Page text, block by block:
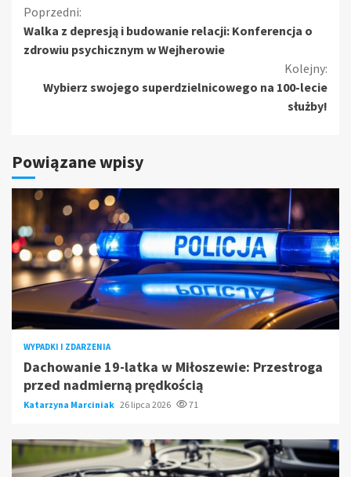
Kontynuuj
czytanie
Poprzedni:
Walka z depresją i budowanie relacji: Konferencja o
zdrowiu psychicznym w Wejherowie
Kolejny:
Wybierz swojego superdzielnicowego na 100-lecie
służby!
Powiązane wpisy
WYPADKI I ZDARZENIA
Dachowanie 19-latka w Miłoszewie: Przestroga
przed nadmierną prędkością
Katarzyna Marciniak 26 lipca 2026 71